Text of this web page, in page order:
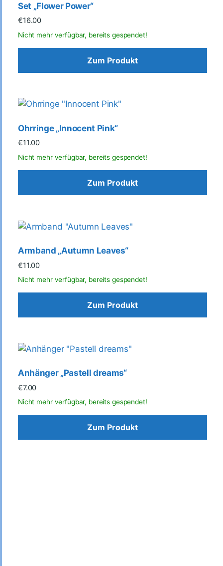
Set „Flower Power“
€16.00
Zum Produkt
Ohrringe „Innocent Pink“
€11.00
Zum Produkt
Armband „Autumn Leaves“
€11.00
Zum Produkt
Anhänger „Pastell dreams“
€7.00
Zum Produkt